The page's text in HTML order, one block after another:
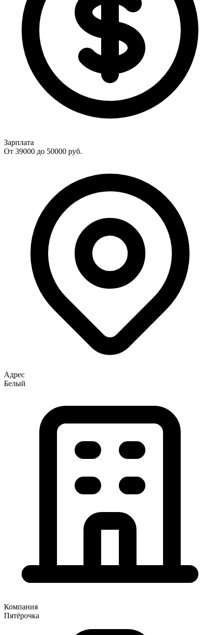
Зарплата
От 39000 до 50000 руб.
Адрес
Белый
Компания
Пятёрочка